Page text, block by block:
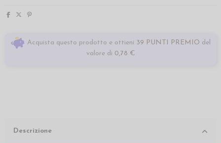
Acquista questo prodotto e ottieni 39 PUNTI PREMIO del
valore di 0,78 €
Descrizione